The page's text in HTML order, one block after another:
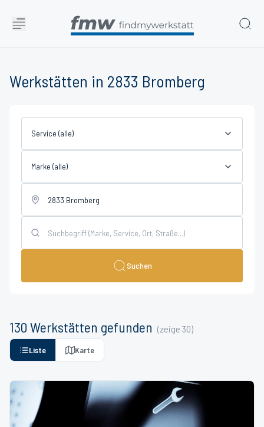
Werkstätten in 2833 Bromberg
Service (alle)
Marke (alle)
Suchen
130 Werkstätten gefunden (zeige 30)
Liste Karte